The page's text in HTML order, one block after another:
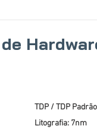
TDP / TDP
Litografia: 7nm